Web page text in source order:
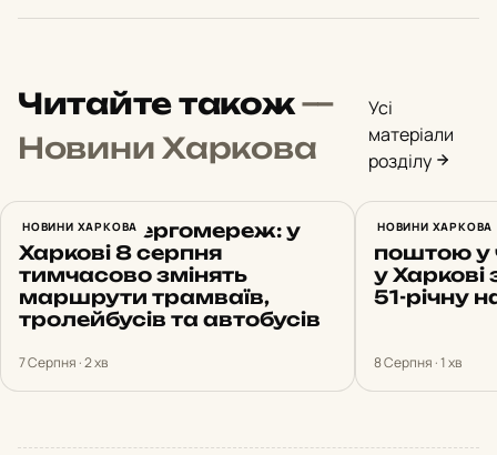
Читайте також—
Новини Харкова
Усі
матеріали
розділу
НОВИНИ ХАРКОВА
Ремонт енергомереж: у
Харкові 8 серпня
тимчасово змінять
маршрути трамваїв,
тролейбусів та автобусів
7 Серпня · 2 хв
НОВИНИ ХАРКОВА
поштою у
у
51-річну
8 Серпня · 1 хв